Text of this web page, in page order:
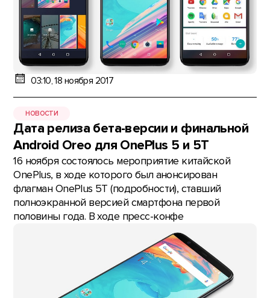
03:10, 18 ноября 2017
НОВОСТИ
Дата релиза бета-версии и финальной
Android Oreo для OnePlus 5 и 5T
16 ноября состоялось мероприятие китайской
OnePlus, в ходе которого был анонсирован
флагман OnePlus 5T (подробности), ставший
полноэкранной версией смартфона первой
половины года. В ходе пресс-конфе